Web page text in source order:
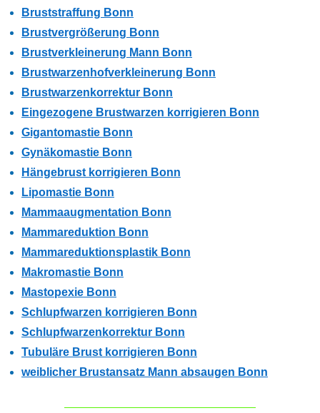
Bruststraffung Bonn
Brustvergrößerung Bonn
Brustverkleinerung Mann Bonn
Brustwarzenhofverkleinerung Bonn
Brustwarzenkorrektur Bonn
Eingezogene Brustwarzen korrigieren Bonn
Gigantomastie Bonn
Gynäkomastie Bonn
Hängebrust korrigieren Bonn
Lipomastie Bonn
Mammaaugmentation Bonn
Mammareduktion Bonn
Mammareduktionsplastik Bonn
Makromastie Bonn
Mastopexie Bonn
Schlupfwarzen korrigieren Bonn
Schlupfwarzenkorrektur Bonn
Tubuläre Brust korrigieren Bonn
weiblicher Brustansatz Mann absaugen Bonn